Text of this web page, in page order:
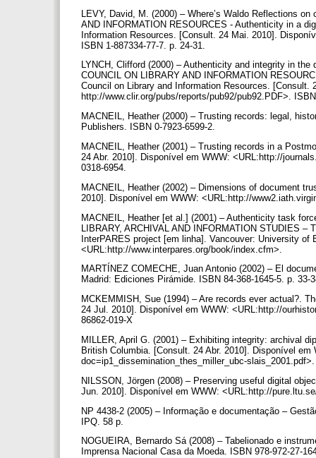
LEVY, David, M. (2000) – Where’s Waldo Reflections
AND INFORMATION RESOURCES - Authenticity in a
Information Resources. [Consult. 24 Mai. 2010].
ISBN 1-887334-77-7. p. 24-31.
LYNCH, Clifford (2000) – Authenticity and integrity in
COUNCIL ON LIBRARY AND INFORMATION
Council on Library and Information Resources.
http://www.clir.org/pubs/reports/pub92/pub92.PDF>.
MACNEIL, Heather (2000) – Trusting records: legal,
Publishers. ISBN 0-7923-6599-2.
MACNEIL, Heather (2001) – Trusting records in a
24 Abr. 2010]. Disponível em WWW: <URL:http://
0318-6954.
MACNEIL, Heather (2002) – Dimensions of document
2010]. Disponível em WWW: <URL:http://
MACNEIL, Heather [et al.] (2001) – Authenticity task
LIBRARY, ARCHIVAL AND INFORMATION STUDIES
InterPARES project [em linha]. Vancouver: University
<URL:http://www.interpares.org/book/index.cfm>.
MARTÍNEZ COMECHE, Juan Antonio (2002) – El
Madrid: Ediciones Pirámide. ISBN 84-368-1645-5. p. 33-
MCKEMMISH, Sue (1994) – Are records ever actual?.
24 Jul. 2010]. Disponível em WWW: <URL:http://
86862-019-X
MILLER, April G. (2001) – Exhibiting integrity: archival
British Columbia. [Consult. 24 Abr. 2010]. Disponível
doc=ip1_dissemination_thes_miller_ubc-
NILSSON, Jörgen (2008) – Preserving useful digital
Jun. 2010]. Disponível em WWW: <URL:http://
NP 4438-2 (2005) – Informação e documentação –
IPQ. 58 p.
NOGUEIRA, Bernardo Sá (2008) – Tabelionado e
Imprensa Nacional Casa da Moeda. ISBN 978-972-27-